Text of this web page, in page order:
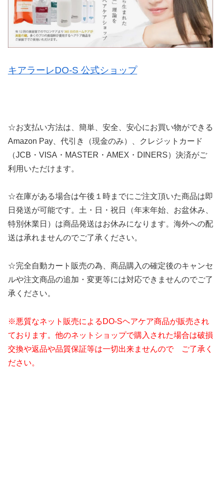
キアラーレDO-S 公式ショップ
☆お支払い方法は、簡単、安全、安心にお買い物ができる
Amazon Pay、代引き（現金のみ）、クレジットカード
（JCB・VISA・MASTER・AMEX・DINERS）決済がご
利用いただけます。
☆在庫がある場合は午後１時までにご注文頂いた商品は即
日発送が可能です。土・日・祝日（年末年始、お盆休み、
特別休業日）は商品発送はお休みになります。海外への配
送は承れませんのでご了承ください。
☆完全自動カート販売の為、商品購入の確定後のキャンセ
ルや注文商品の追加・変更等には対応できませんのでご了
承ください。
※悪質なネット販売によるDO-Sヘアケア商品が販売され
ております。他のネットショップで購入された場合は破損
交換や返品や品質保証等は一切出来ませんので ご了承く
ださい。